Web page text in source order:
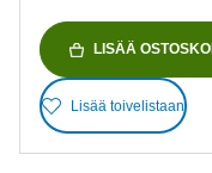
LISÄÄ
Lisää toivelistaan